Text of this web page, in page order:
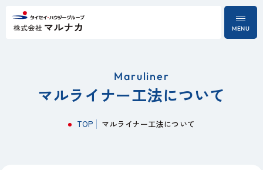
MENU
Maruliner
マルライナー工法について
TOP マルライナー工法について